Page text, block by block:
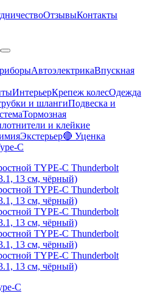
ОтзывыКонтакты
АвтоэлектрикаВпускная
ИнтерьерКрепеж колесОдежда
и шлангиПодвеска и
Тормозная
и клейкие
Экстерьер🔴 Уценка
C
C